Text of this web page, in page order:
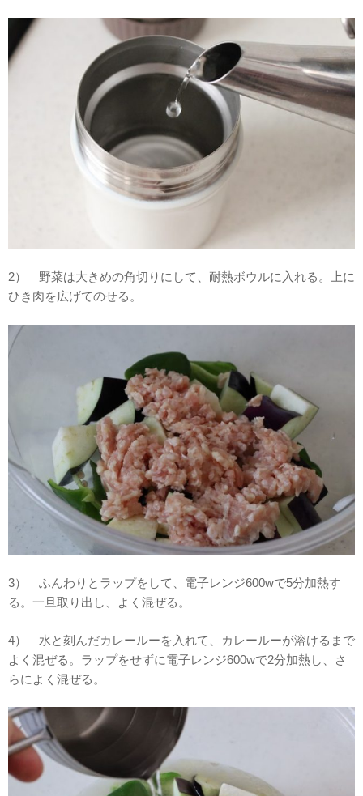
2） 野菜は大きめの角切りにして、耐熱ボウルに入れる。上に
ひき肉を広げてのせる。
3） ふんわりとラップをして、電子レンジ600wで5分加熱す
る。一旦取り出し、よく混ぜる。
4） 水と刻んだカレールーを入れて、カレールーが溶けるまで
よく混ぜる。ラップをせずに電子レンジ600wで2分加熱し、さ
らによく混ぜる。